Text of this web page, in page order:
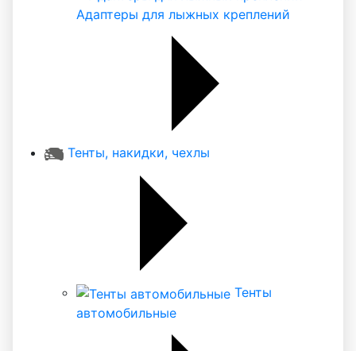
Адаптеры для лыжных креплений
Тенты, накидки, чехлы
Тенты
автомобильные